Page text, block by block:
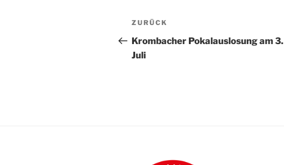
Beitrags-
Navigation
Vorheriger
Beitrag
ZURÜCK
Krombacher Pokalauslosung am 3.
Juli